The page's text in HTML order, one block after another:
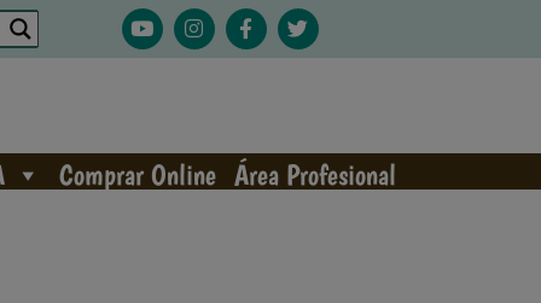
Comprar Online Área Profesional